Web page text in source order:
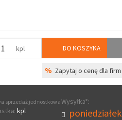
kpl DO KOSZYKA
% Zapytaj o cenę dla firm
sprzedaż jednostkowa
kpl
Wysyłka*:
poniedziałek